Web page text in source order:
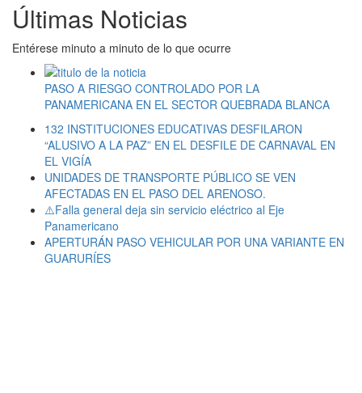
Últimas Noticias
Entérese minuto a minuto de lo que ocurre
PASO A RIESGO CONTROLADO POR LA
PANAMERICANA EN EL SECTOR QUEBRADA BLANCA
132 INSTITUCIONES EDUCATIVAS DESFILARON
“ALUSIVO A LA PAZ” EN EL DESFILE DE CARNAVAL EN
EL VIGÍA
UNIDADES DE TRANSPORTE PÚBLICO SE VEN
AFECTADAS EN EL PASO DEL ARENOSO.
⚠️Falla general deja sin servicio eléctrico al Eje
Panamericano
APERTURÁN PASO VEHICULAR POR UNA VARIANTE EN
GUARURÍES